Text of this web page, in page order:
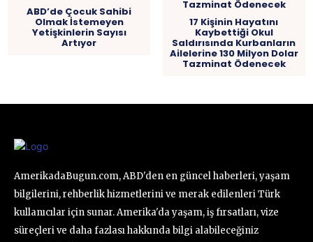
ABD’de Çocuk Sahibi
Olmak İstemeyen
Yetişkinlerin Sayısı
Artıyor
17 Kişinin Hayatını
Kaybettiği Okul
Saldırısında Kurbanların
Ailelerine 130 Milyon Dolar
Tazminat Ödenecek
AmerikadaBugun.com, ABD'den en güncel haberleri, yaşam
bilgilerini, rehberlik hizmetlerini ve merak edilenleri Türk
kullanıcılar için sunar. Amerika'da yaşam, iş fırsatları, vize
süreçleri ve daha fazlası hakkında bilgi alabileceğiniz